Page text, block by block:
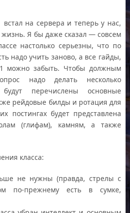
на сервера и теперь у нас,
жизнь. Я бы даже сказал — совсем
настолько серьезны, что по
надо учить заново, а все гайды,
можно забыть. Чтобы должным
надо делать несколько
перечислены основные
рейдовые билды и ротация для
постингах будет представлена
(глифам), камням, а также
класса:
не нужны (правда, стрелы с
по-прежнему есть в сумке,